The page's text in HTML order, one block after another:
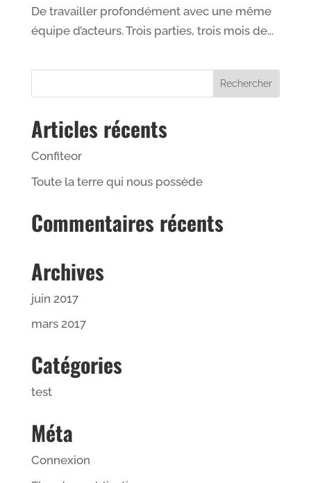
De travailler profondément avec une même
équipe d’acteurs. Trois parties, trois mois de...
Articles récents
Confiteor
Toute la terre qui nous possède
Commentaires récents
Archives
juin 2017
mars 2017
Catégories
test
Méta
Connexion